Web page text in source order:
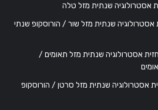
שור / תחזית אסטרולוגיה שנתית מזל שור / הורוסקופ שנתי
/ תחזית אסטרולוגיה שנתית מזל תאומים /
סרטן / תחזית אסטרולוגיה שנתית מזל סרטן / הורוסקופ